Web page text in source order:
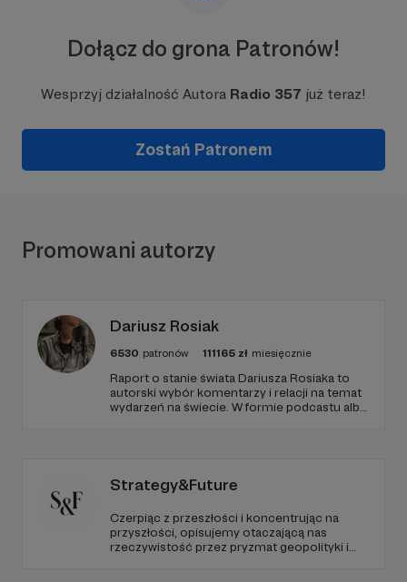
Dołącz do grona Patronów!
Wesprzyj działalność Autora Radio 357 już teraz!
Zostań Patronem
Promowani autorzy
Dariusz Rosiak
6530 patronów 111165 zł miesięcznie
Raport o stanie świata Dariusza Rosiaka to
autorski wybór komentarzy i relacji na temat
wydarzeń na świecie. W formie podcastu albo
Strategy&Future
Czerpiąc z przeszłości i koncentrując na
przyszłości, opisujemy otaczającą nas
rzeczywistość przez pryzmat geopolityki i